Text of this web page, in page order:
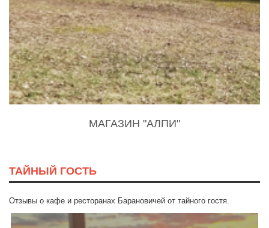
МАГАЗИН "АЛПИ"
ТАЙНЫЙ ГОСТЬ
Отзывы о кафе и ресторанах Барановичей от тайного гостя.